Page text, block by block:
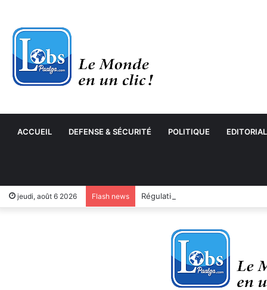
ACCUEIL DEFENSE & SÉCURITÉ POLITIQUE EDITORIAL
jeudi, août 6 2026 Flash news